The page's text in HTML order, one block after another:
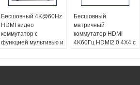
Бесшовный 4K@60Hz
HDMI видео
коммутатор с
функцией мультивью и
HDbaseT
Бесшовный
матричный
коммутатор HDMI
4K60Гц HDMI2.0 4X4 с
имя:Бесшовный